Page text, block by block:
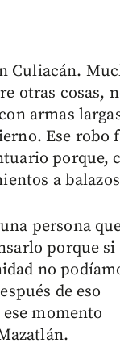
Culiacán.
otras cosas,
armas
Ese robo
porque,
a
persona
porque si
no
de eso
momento